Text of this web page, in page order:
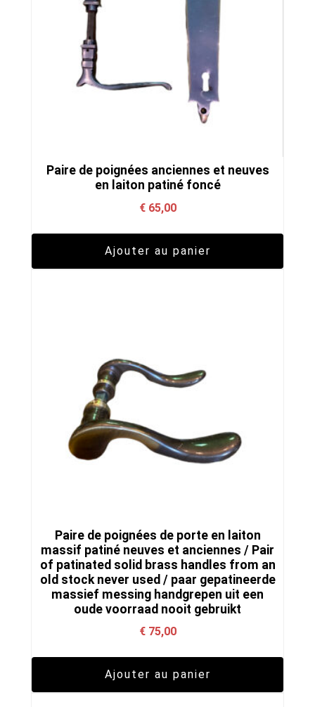
Paire de poignées anciennes et neuves
en laiton patiné foncé
€65,00
Ajouter au panier
Paire de poignées de porte en laiton
massif patiné neuves et anciennes / Pair
of patinated solid brass handles from an
old stock never used / paar gepatineerde
massief messing handgrepen uit een
oude voorraad nooit gebruikt
€75,00
Ajouter au panier